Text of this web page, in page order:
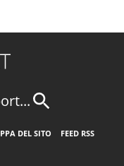
DEL SITO
FEED RSS